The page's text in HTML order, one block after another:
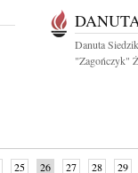
Danuta
"Zagończyk"
25 26 27 28 29